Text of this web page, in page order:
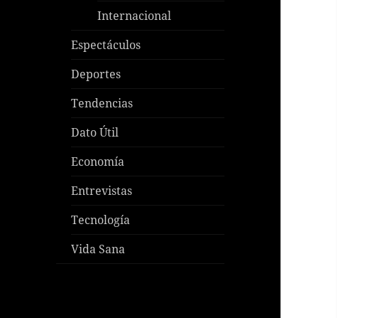
Internacional
Espectáculos
Deportes
Tendencias
Dato Útil
Economía
Entrevistas
Tecnología
Vida Sana